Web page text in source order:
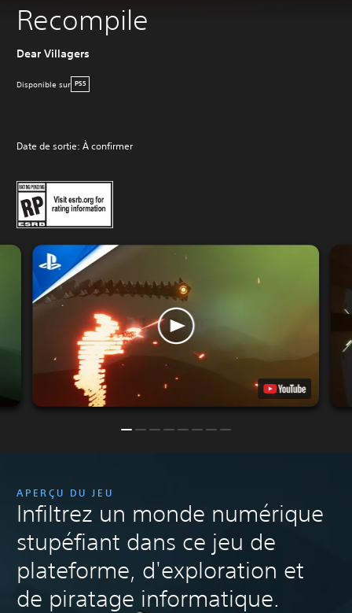
Recompile
Dear Villagers
Disponible sur PS5
Date de sortie: À confirmer
APERÇU DU JEU
Infiltrez un monde numérique
stupéfiant dans ce jeu de
plateforme, d'exploration et
de piratage informatique.